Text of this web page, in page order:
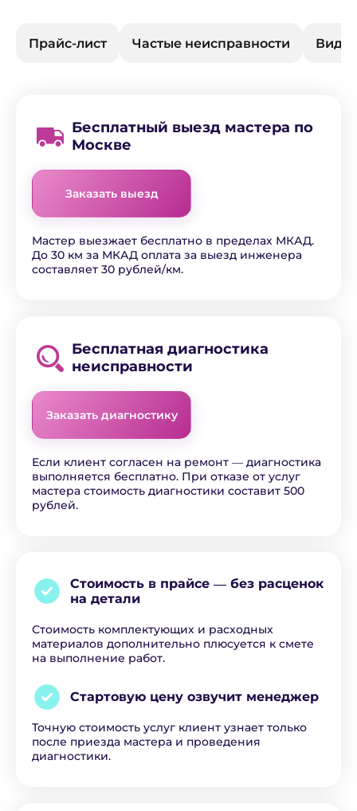
Прайс-лист Частые неисправности Виды
Бесплатный выезд мастера по
Москве
Заказать выезд
Мастер выезжает бесплатно в пределах МКАД.
До 30 км за МКАД оплата за выезд инженера
составляет 30 рублей/км.
Бесплатная диагностика
неисправности
Заказать диагностику
Если клиент согласен на ремонт ― диагностика
выполняется бесплатно. При отказе от услуг
мастера стоимость диагностики составит 500
рублей.
Стоимость в прайсе ― без расценок
на детали
Стоимость комплектующих и расходных
материалов дополнительно плюсуется к смете
на выполнение работ.
Стартовую цену озвучит менеджер
Точную стоимость услуг клиент узнает только
после приезда мастера и проведения
диагностики.